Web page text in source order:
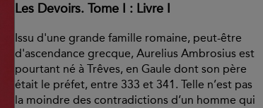
Les Devoirs. Tome I : Livre I
Issu d'une grande famille romaine, peut-être
d'ascendance grecque, Aurelius Ambrosius est
pourtant né à Trêves, en Gaule dont son père
était le préfet, entre 333 et 341. Telle n’est pas
la moindre des contradictions d’un homme qui